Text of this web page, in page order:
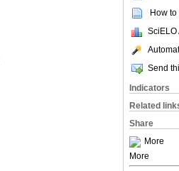
How to
SciELO
Send
Indicators
Related
Share
More
More